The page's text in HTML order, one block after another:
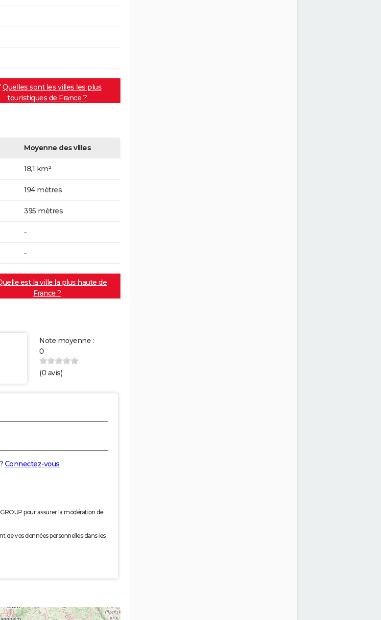
Quelles sont les villes les plus
touristiques de France ?
Moyenne des villes
18,1 km²
194 mètres
395 mètres
-
-
est la ville la plus haute de
France ?
Note moyenne :
0
(0 avis)
Connectez-vous
pour assurer la modération de
de vos données personnelles dans les